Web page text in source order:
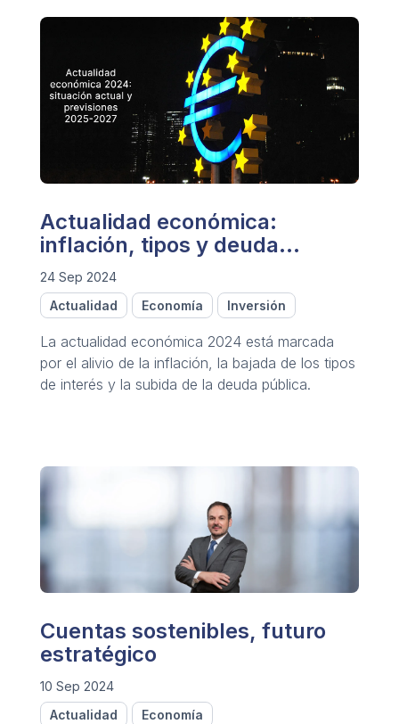
Actualidad económica:
inflación, tipos y deuda
pública
24 Sep 2024
Actualidad
Economía Inversión
La actualidad económica 2024 está marcada
por el alivio de la inflación, la bajada de los tipos
de interés y la subida de la deuda pública.
Cuentas sostenibles, futuro
estratégico
10 Sep 2024
Actualidad
Economía